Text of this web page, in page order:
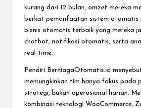
kurang dari 12 bulan, omzet mereka
berkat pemanfaatan sistem otomatis
bisnis otomatis terbaik yang mereka
chatbot, notifikasi otomatis, serta
real-time.
Pendiri BerniagaOtomatis.id
memungkinkan tim hanya fokus pada
strategi, bukan operasional harian.
kombinasi teknologi WooCommerce,